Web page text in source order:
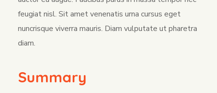
feugiat nisl. Sit amet venenatis urna cursus eget
nuncrisque viverra mauris. Diam vulputate ut pharetra
diam.
Summary